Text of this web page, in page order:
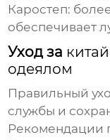
Каростеп:
обеспечивает
Уход за
одеялом
Правильный
службы и
Рекомендации